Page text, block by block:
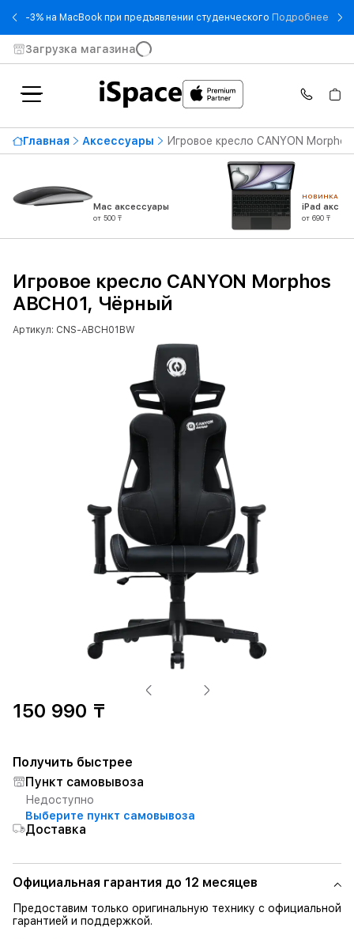
-3% на MacBook при предъявлении студенческого Подробнее - -
Загрузка магазина
Главная Аксессуары Игровое кресло CANYON
Mac аксессуары
от 500 ₸
НОВИНКА
iPad
от 690 ₸
Игровое кресло CANYON Morphos
ABCH01, Чёрный
Артикул: CNS-ABCH01BW
150 990 ₸
Получить быстрее
Пункт самовывоза
Недоступно
Выберите пункт самовывоза
Доставка
Официальная гарантия до 12 месяцев
Предоставим только оригинальную технику с официальной
гарантией и поддержкой.